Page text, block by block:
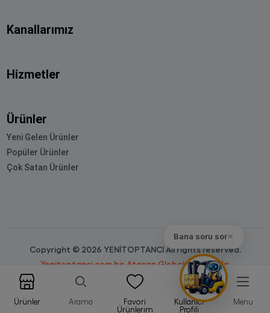
Bana soru sor✕
Ürünler Arama
Favori
Ürünlerim
Kullanıcı
Profili
Menu
Kanallarımız
Hizmetler
Ürünler
Yeni Gelen Ürünler
Popüler Ürünler
Çok Satan Ürünler
Copyright © 2026 YENİTOPTANCI All rights reserved.
Yenitoptanci.com bir Atasan Global markasıdır.